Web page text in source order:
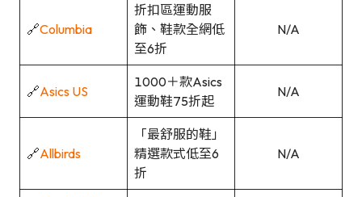
🔗Columbia
折扣區運動服
飾、鞋款全網低
至6折
N/A
🔗Asics US
1000＋款Asics
運動鞋75折起
N/A
🔗Allbirds
「最舒服的鞋」
精選款式低至6
折
N/A